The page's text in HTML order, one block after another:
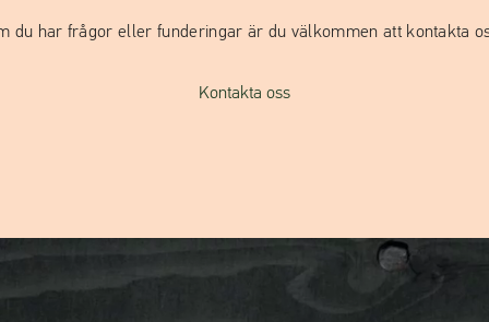
du har frågor eller funderingar är du välkommen att kontakta
Kontakta oss